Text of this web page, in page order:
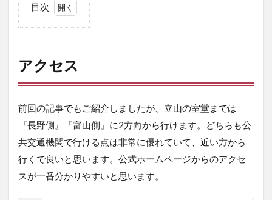
目次
セ
ス
ら
い
ち
ょ
う
温
泉
雷
鳥
アクセス
前回の記事でもご紹介しましたが、立山の室堂までは
『長野側』『富山側』に2方向から行けます。どちらも公
共交通機関で行ける点は非常に優れていて、近い方から
行くで良いと思います。公式ホームページからのアクセ
スが一番分かりやすいと思います。